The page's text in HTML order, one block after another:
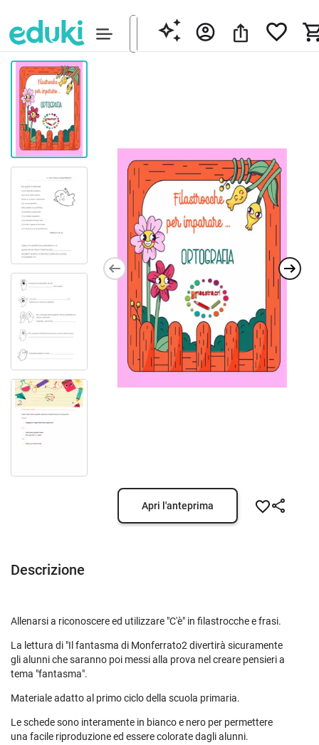
Apri l'anteprima
Descrizione
Allenarsi a riconoscere ed utilizzare "C'è" in filastrocche e frasi.
La lettura di "Il fantasma di Monferrato2 divertirà sicuramente
gli alunni che saranno poi messi alla prova nel creare pensieri a
tema "fantasma".
Materiale adatto al primo ciclo della scuola primaria.
Le schede sono interamente in bianco e nero per permettere
una facile riproduzione ed essere colorate dagli alunni.